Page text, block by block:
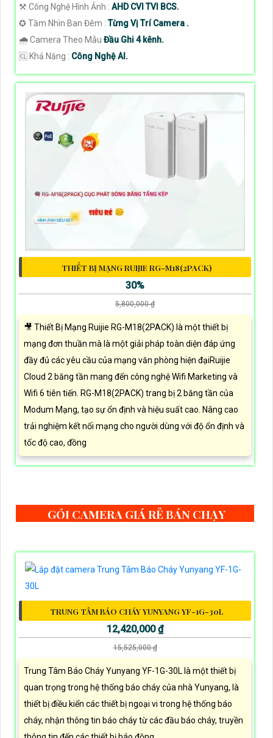
⚒ Công Nghệ Hình Ảnh : AHD CVI TVI BCS.
✪ Tầm Nhìn Ban Đêm :Từng Vị Trí Camera .
🌧️ Camera Theo Mẫu Đầu Ghi 4 kênh.
️🆑 Khả Năng : Công Nghệ AI.
THIẾT BỊ MẠNG RUIJIE RG-M18(2PACK)
30%
5,800,000 ₫
🎥 Thiết Bị Mạng Ruijie RG-M18(2PACK) là một thiết bị
mạng đơn thuần mà là một giải pháp toàn diện đáp ứng
đầy đủ các yêu cầu của mạng văn phòng hiện đạiRuijie
Cloud 2 băng tần mang đến công nghệ Wifi Marketing và
Wifi 6 tiên tiến. RG-M18(2PACK) trang bị 2 băng tần của
Modum Mạng, tạo sự ổn định và hiệu suất cao. Nâng cao
trải nghiệm kết nối mạng cho người dùng với độ ổn định và
tốc độ cao, đồng
GÓI CAMERA GIÁ RẺ BÁN CHẠY
TRUNG TÂM BÁO CHÁY YUNYANG YF-1G-30L
12,420,000 ₫
15,525,000 ₫
Trung Tâm Báo Cháy Yunyang YF-1G-30L là một thiết bị
quan trọng trong hệ thống báo cháy của nhà Yunyang, là
thiết bị điều kiển các thiết bị ngoại vi trong hệ thống báo
cháy, nhận thông tin báo cháy từ các đầu báo cháy, truyền